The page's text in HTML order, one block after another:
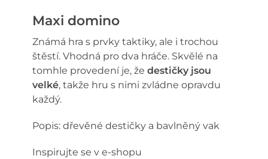
Maxi domino
Známá hra s prvky taktiky, ale i trochou
štěstí. Vhodná pro dva hráče. Skvělé na
tomhle provedení je, že destičky jsou
velké, takže hru s nimi zvládne opravdu
každý.
Popis: dřevěné destičky a bavlněný vak
Inspirujte se v e-shopu